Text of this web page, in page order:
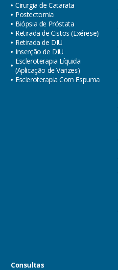
Cirurgia de Catarata
Postectomia
Biópsia de Próstata
Retirada de Cistos (Exérese)
Retirada de DIU
Inserção de DIU
Escleroterapia Líquida
(Aplicação de Varizes)
Escleroterapia Com Espuma
Consultas